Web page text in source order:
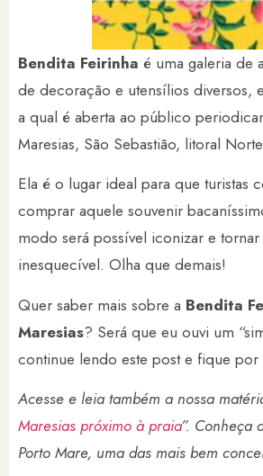
Bendita Feirinha é uma galeria de
de decoração e utensílios diversos,
a qual é aberta ao público
Maresias, São Sebastião, litoral
Ela é o lugar ideal para que turistas
comprar aquele souvenir
modo será possível iconizar e tornar
inesquecível. Olha que demais!
Quer saber mais sobre a Bendita
Maresias? Será que eu ouvi um
continue lendo este post e fique por
Acesse e leia também a nossa
Maresias próximo à praia”. Conheça
Porto Mare, uma das mais bem